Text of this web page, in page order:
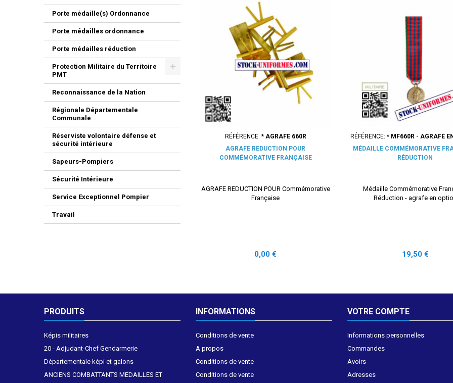
Porte médaille(s) Ordonnance
Porte médailles ordonnance
Porte médailles réduction
Protection Militaire du Territoire
PMT
Reconnaissance de la Nation
Régionale Départementale
Communale
Réserviste volontaire défense et
sécurité intérieure
Sapeurs-Pompiers
Sécurité Intérieure
Service Exceptionnel Pompier
Travail
RÉFÉRENCE: * AGRAFE 660R
AGRAFE REDUCTION POUR
COMMÉMORATIVE FRANÇAISE
AGRAFE REDUCTION POUR Commémorative
Française
Prix
0,00 €
RÉFÉRENCE: * MF660R - AGRAFE
MÉDAILLE COMMÉMORATIVE
RÉDUCTION
Médaille Commémorative
Réduction - agrafe en
Prix
19,50 €
PRODUITS
Képis militaires
20 - Adjudant-Chef Gendarmerie
Départementale képi et galons
ANCIENS COMBATTANTS MEDAILLES ET
INFORMATIONS
Conditions de vente
A propos
Conditions de vente
Conditions de vente
VOTRE COMPTE
Informations personnelles
Commandes
Avoirs
Adresses